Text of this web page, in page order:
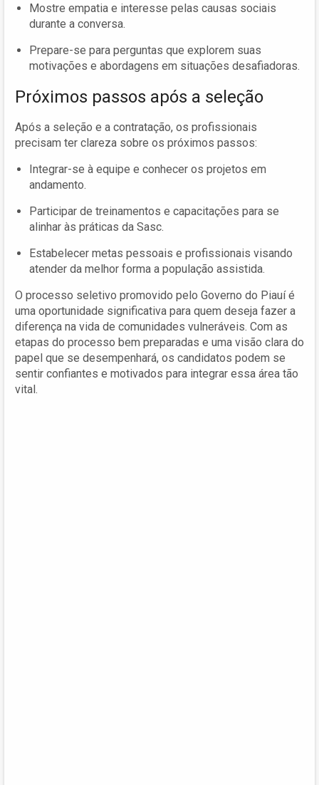
Mostre empatia e interesse pelas causas sociais
durante a conversa.
Prepare-se para perguntas que explorem suas
motivações e abordagens em situações desafiadoras.
Próximos passos após a seleção
Após a seleção e a contratação, os profissionais
precisam ter clareza sobre os próximos passos:
Integrar-se à equipe e conhecer os projetos em
andamento.
Participar de treinamentos e capacitações para se
alinhar às práticas da Sasc.
Estabelecer metas pessoais e profissionais visando
atender da melhor forma a população assistida.
O processo seletivo promovido pelo Governo do Piauí é
uma oportunidade significativa para quem deseja fazer a
diferença na vida de comunidades vulneráveis. Com as
etapas do processo bem preparadas e uma visão clara do
papel que se desempenhará, os candidatos podem se
sentir confiantes e motivados para integrar essa área tão
vital.